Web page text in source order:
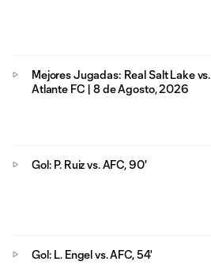
Mejores Jugadas: Real Salt Lake vs.
Atlante FC | 8 de Agosto, 2026
Gol: P. Ruiz vs. AFC, 90'
Gol: L. Engel vs. AFC, 54'